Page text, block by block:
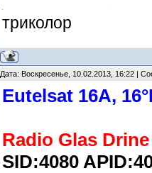
триколор
Дата: Воскресенье, 10.02.2013, 16:22 |
Eutelsat 16A,
Radio Glas Drine
SID:4080